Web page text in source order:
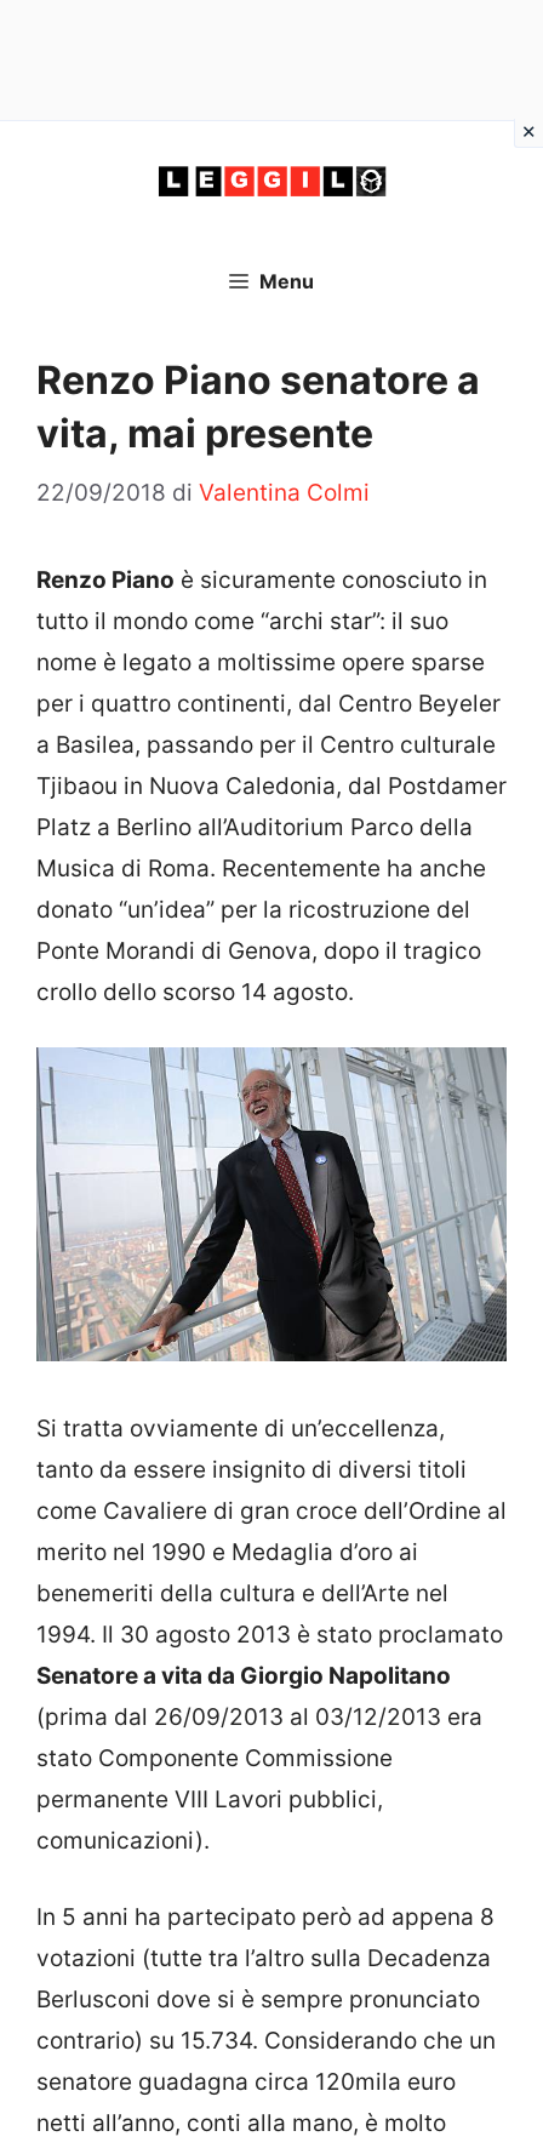
Menu
Renzo Piano senatore a
vita, mai presente
22/09/2018 di Valentina Colmi
Renzo Piano è sicuramente conosciuto in
tutto il mondo come “archi star”: il suo
nome è legato a moltissime opere sparse
per i quattro continenti, dal Centro Beyeler
a Basilea, passando per il Centro culturale
Tjibaou in Nuova Caledonia, dal Postdamer
Platz a Berlino all’Auditorium Parco della
Musica di Roma. Recentemente ha anche
donato “un’idea” per la ricostruzione del
Ponte Morandi di Genova, dopo il tragico
crollo dello scorso 14 agosto.
Si tratta ovviamente di un’eccellenza,
tanto da essere insignito di diversi titoli
come Cavaliere di gran croce dell’Ordine al
merito nel 1990 e Medaglia d’oro ai
benemeriti della cultura e dell’Arte nel
1994. Il 30 agosto 2013 è stato proclamato
Senatore a vita da Giorgio Napolitano
(prima dal 26/09/2013 al 03/12/2013 era
stato Componente Commissione
permanente VIII Lavori pubblici,
comunicazioni).
In 5 anni ha partecipato però ad appena 8
votazioni (tutte tra l’altro sulla Decadenza
Berlusconi dove si è sempre pronunciato
contrario) su 15.734. Considerando che un
senatore guadagna circa 120mila euro
netti all’anno, conti alla mano, è molto